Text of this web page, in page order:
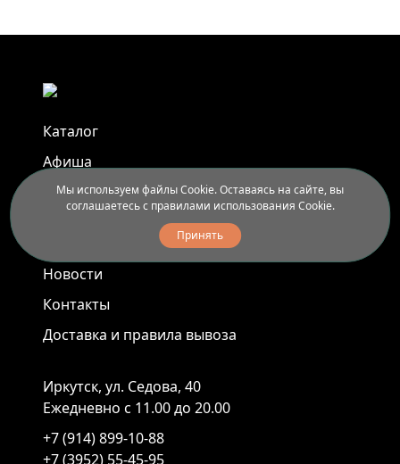
Каталог
Афиша
Арт-пленэры
Новости
Контакты
Доставка и правила вывоза
Иркутск, ул. Седова, 40
Ежедневно с 11.00 до 20.00
+7 (914) 899-10-88
+7 (3952) 55-45-95
Мы используем файлы Cookie. Оставаясь на сайте, вы
соглашаетесь с правилами использования Cookie.
Принять